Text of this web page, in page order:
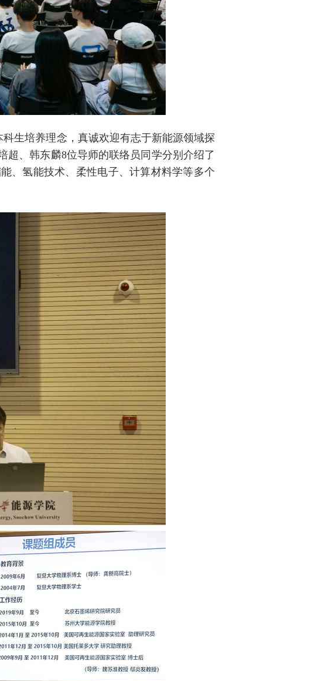
生培养理念，真诚欢迎有志于新能源领域探
超、韩东麟8位导师的联络员同学分别介绍了
、氢能技术、柔性电子、计算材料学等多个